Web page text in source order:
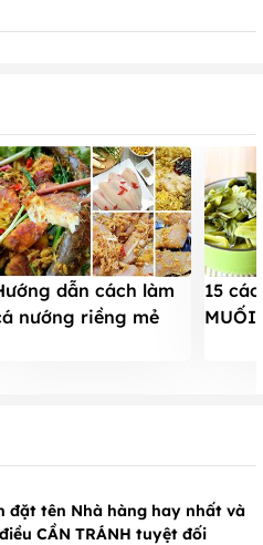
dẫn cách làm
nướng riềng mẻ
15
MUỐI
đặt tên Nhà hàng hay nhất và
CẦN TRÁNH tuyệt đối